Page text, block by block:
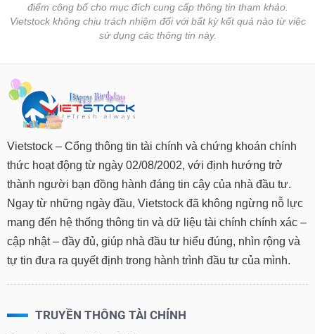
điểm công bố cho mục đích cung cấp thông tin tham khảo.
Vietstock không chịu trách nhiệm đối với bất kỳ kết quả nào từ việc
sử dụng các thông tin này.
Vietstock – Cổng thông tin tài chính và chứng khoán chính
thức hoạt động từ ngày 02/08/2002, với định hướng trở
thành người bạn đồng hành đáng tin cậy của nhà đầu tư.
Ngay từ những ngày đầu, Vietstock đã không ngừng nỗ lực
mang đến hệ thống thông tin và dữ liệu tài chính chính xác –
cập nhật – đầy đủ, giúp nhà đầu tư hiểu đúng, nhìn rộng và
tự tin đưa ra quyết định trong hành trình đầu tư của mình.
TRUYỀN THÔNG TÀI CHÍNH